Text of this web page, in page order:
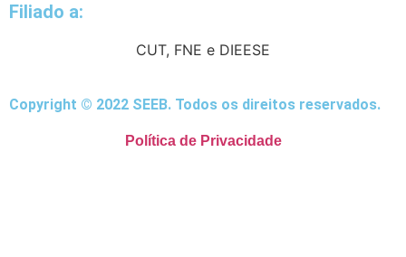
Filiado a:
CUT, FNE e DIEESE
Copyright © 2022 SEEB. Todos os direitos reservados.
Política de Privacidade